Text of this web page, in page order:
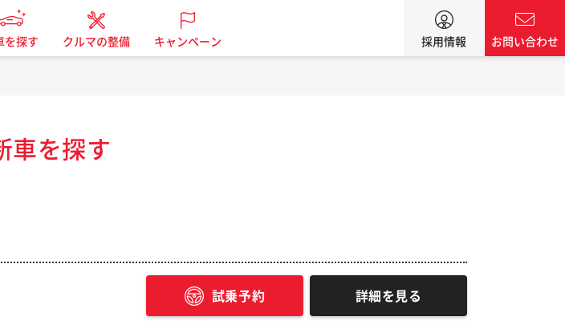
を探す クルマの整備 キャンペーン 採用情報 お問い合わせ
車を探す
試乗予約 詳細を見る